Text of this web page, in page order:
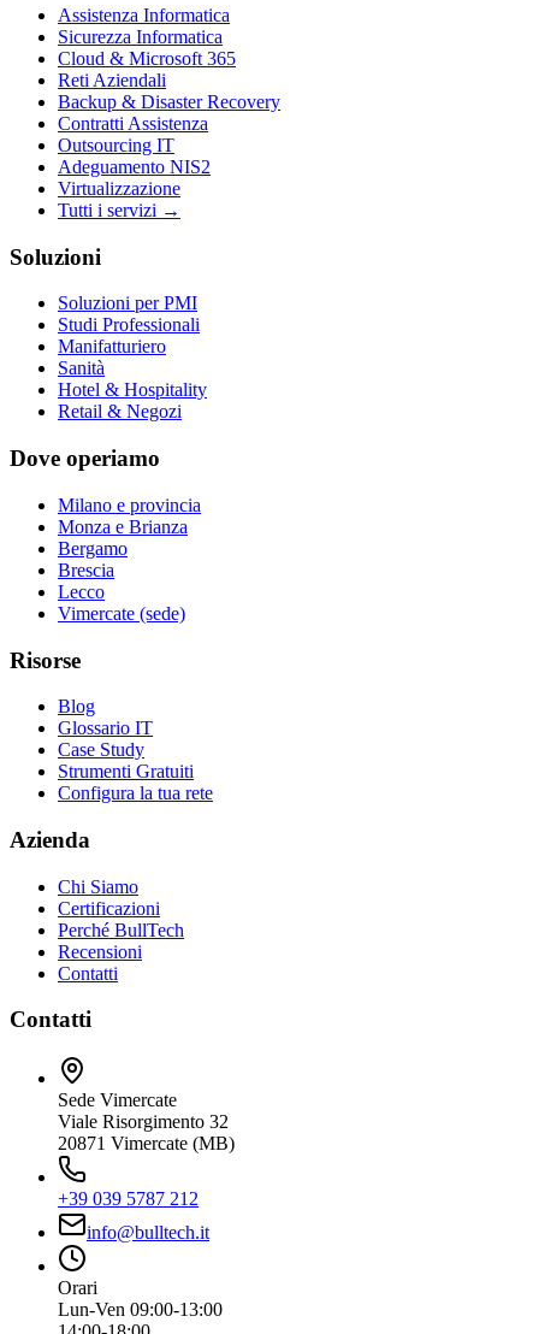
Assistenza Informatica
Sicurezza Informatica
Cloud & Microsoft 365
Reti Aziendali
Backup & Disaster Recovery
Contratti Assistenza
Outsourcing IT
Adeguamento NIS2
Virtualizzazione
Tutti i servizi →
Soluzioni
Soluzioni per PMI
Studi Professionali
Manifatturiero
Sanità
Hotel & Hospitality
Retail & Negozi
Dove operiamo
Milano e provincia
Monza e Brianza
Bergamo
Brescia
Lecco
Vimercate (sede)
Risorse
Blog
Glossario IT
Case Study
Strumenti Gratuiti
Configura la tua rete
Azienda
Chi Siamo
Certificazioni
Perché BullTech
Recensioni
Contatti
Contatti
Sede Vimercate
Viale Risorgimento 32
20871 Vimercate (MB)
+39 039 5787 212
info@bulltech.it
Orari
Lun-Ven 09:00-13:00